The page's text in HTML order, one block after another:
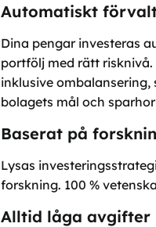
Automatiskt
Dina pengar investeras
portfölj med rätt
inklusive
bolagets mål och
Baserat på
Lysas
forskning. 100 %
Alltid låga avgifter